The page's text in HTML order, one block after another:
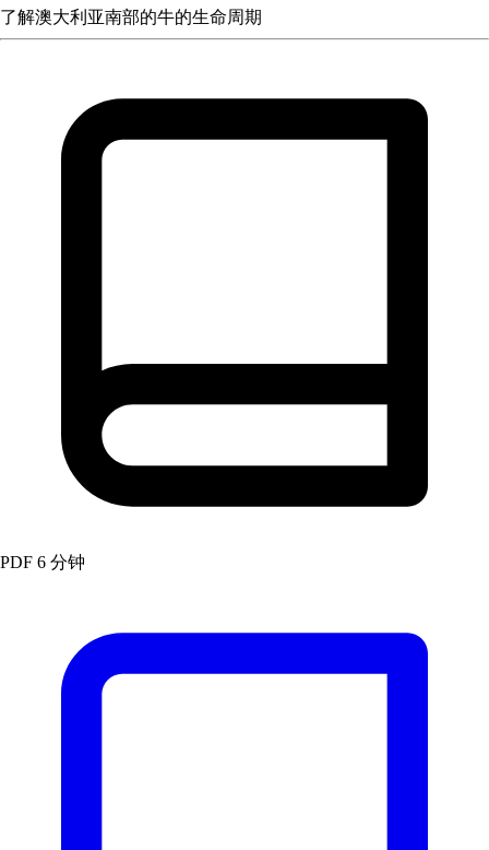
了解澳大利亚南部的牛的生命周期
PDF 6 分钟